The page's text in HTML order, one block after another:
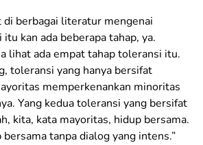
di berbagai literatur mengenai
kan ada beberapa tahap, ya.
lihat ada empat tahap toleransi itu.
toleransi yang hanya bersifat
memperkenankan minoritas
Yang kedua toleransi yang bersifat
kita, kata mayoritas, hidup bersama.
tanpa dialog yang intens.”